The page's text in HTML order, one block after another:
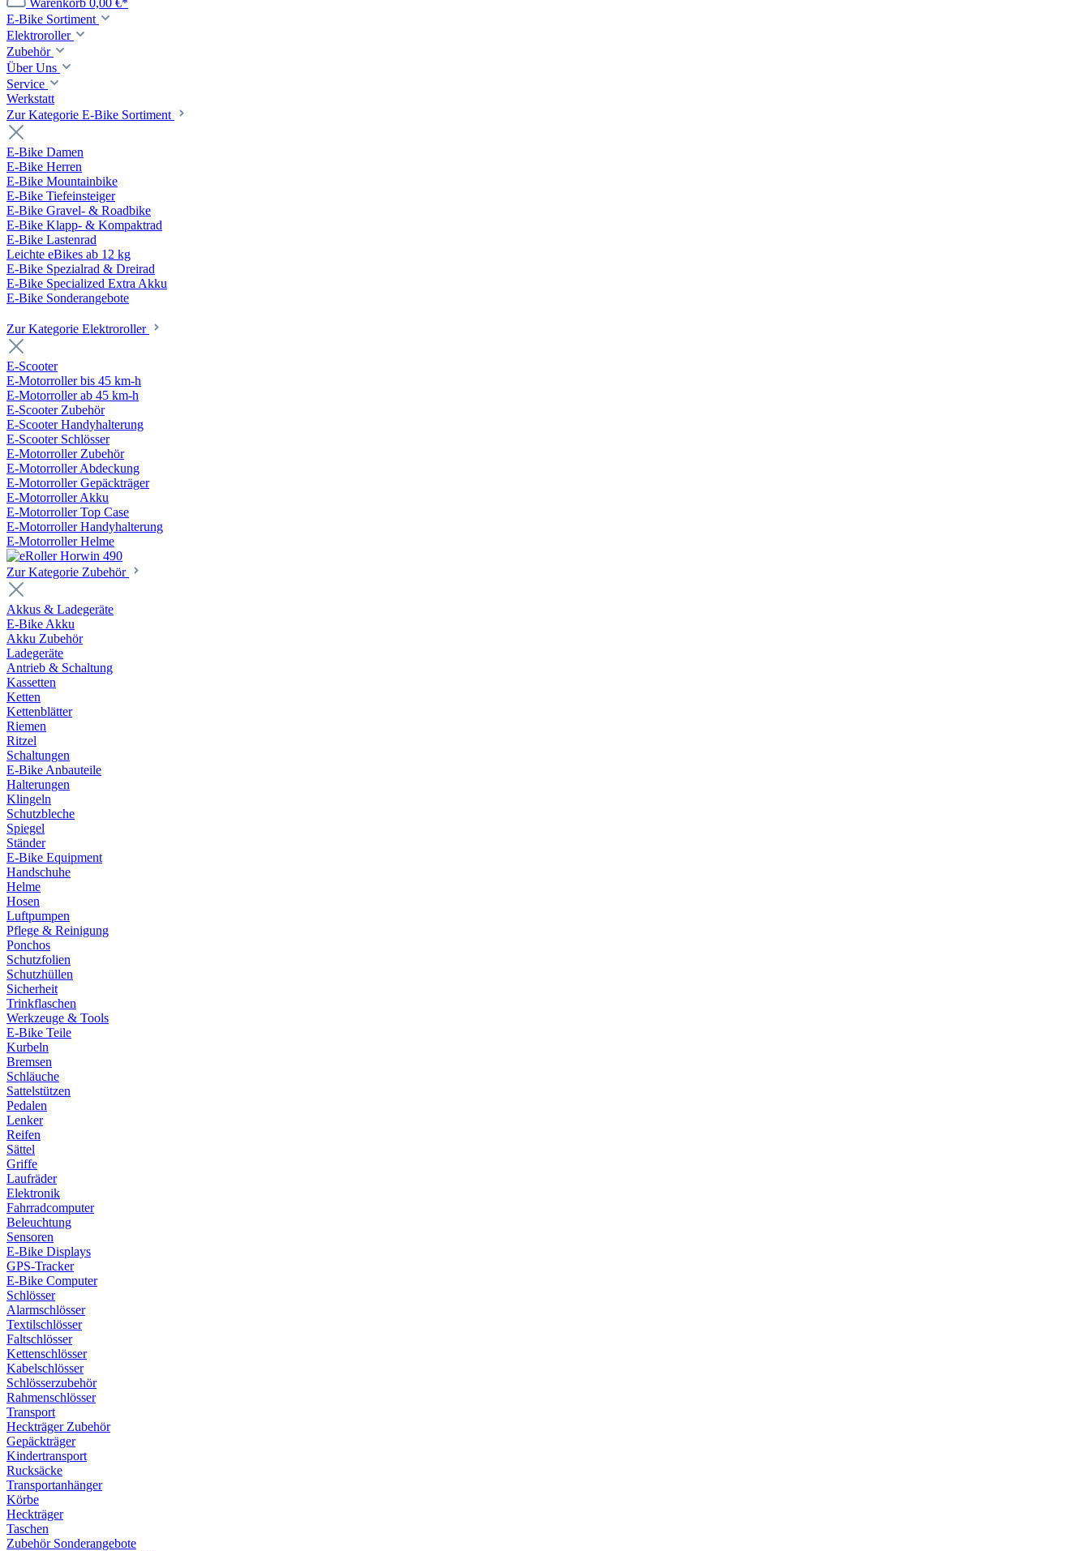
Warenkorb 0,00 €*
E-Bike Sortiment
Elektroroller
Zubehör
Über Uns
Service
Werkstatt
Zur Kategorie E-Bike Sortiment
E-Bike Damen
E-Bike Herren
E-Bike Mountainbike
E-Bike Tiefeinsteiger
E-Bike Gravel- & Roadbike
E-Bike Klapp- & Kompaktrad
E-Bike Lastenrad
Leichte eBikes ab 12 kg
E-Bike Spezialrad & Dreirad
E-Bike Specialized Extra Akku
E-Bike Sonderangebote
Zur Kategorie Elektroroller
E-Scooter
E-Motorroller bis 45 km-h
E-Motorroller ab 45 km-h
E-Scooter Zubehör
E-Scooter Handyhalterung
E-Scooter Schlösser
E-Motorroller Zubehör
E-Motorroller Abdeckung
E-Motorroller Gepäckträger
E-Motorroller Akku
E-Motorroller Top Case
E-Motorroller Handyhalterung
E-Motorroller Helme
Zur Kategorie Zubehör
Akkus & Ladegeräte
E-Bike Akku
Akku Zubehör
Ladegeräte
Antrieb & Schaltung
Kassetten
Ketten
Kettenblätter
Riemen
Ritzel
Schaltungen
E-Bike Anbauteile
Halterungen
Klingeln
Schutzbleche
Spiegel
Ständer
E-Bike Equipment
Handschuhe
Helme
Hosen
Luftpumpen
Pflege & Reinigung
Ponchos
Schutzfolien
Schutzhüllen
Sicherheit
Trinkflaschen
Werkzeuge & Tools
E-Bike Teile
Kurbeln
Bremsen
Schläuche
Sattelstützen
Pedalen
Lenker
Reifen
Sättel
Griffe
Laufräder
Elektronik
Fahrradcomputer
Beleuchtung
Sensoren
E-Bike Displays
GPS-Tracker
E-Bike Computer
Schlösser
Alarmschlösser
Textilschlösser
Faltschlösser
Kettenschlösser
Kabelschlösser
Schlösserzubehör
Rahmenschlösser
Transport
Heckträger Zubehör
Gepäckträger
Kindertransport
Rucksäcke
Transportanhänger
Körbe
Heckträger
Taschen
Zubehör Sonderangebote